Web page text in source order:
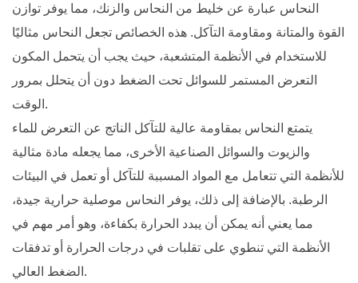
النحاس عبارة عن خليط من النحاس والزنك، مما يوفر توازن
القوة والمتانة ومقاومة التآكل. هذه الخصائص تجعل النحاس مثاليًا
للاستخدام في الأنظمة المتشعبة، حيث يجب أن يتحمل المكون
التعرض المستمر للسوائل تحت الضغط دون أن يتحلل بمرور
الوقت.
يتمتع النحاس بمقاومة عالية للتآكل الناتج عن التعرض للماء
والزيوت والسوائل الصناعية الأخرى، مما يجعله مادة مثالية
للأنظمة التي تتعامل مع المواد المسببة للتآكل أو تعمل في البيئات
الرطبة. بالإضافة إلى ذلك، يوفر النحاس موصلية حرارية جيدة،
مما يعني أنه يمكن أن يبدد الحرارة بكفاءة، وهو أمر مهم في
الأنظمة التي تنطوي على تقلبات في درجات الحرارة أو تدفقات
الضغط العالي.